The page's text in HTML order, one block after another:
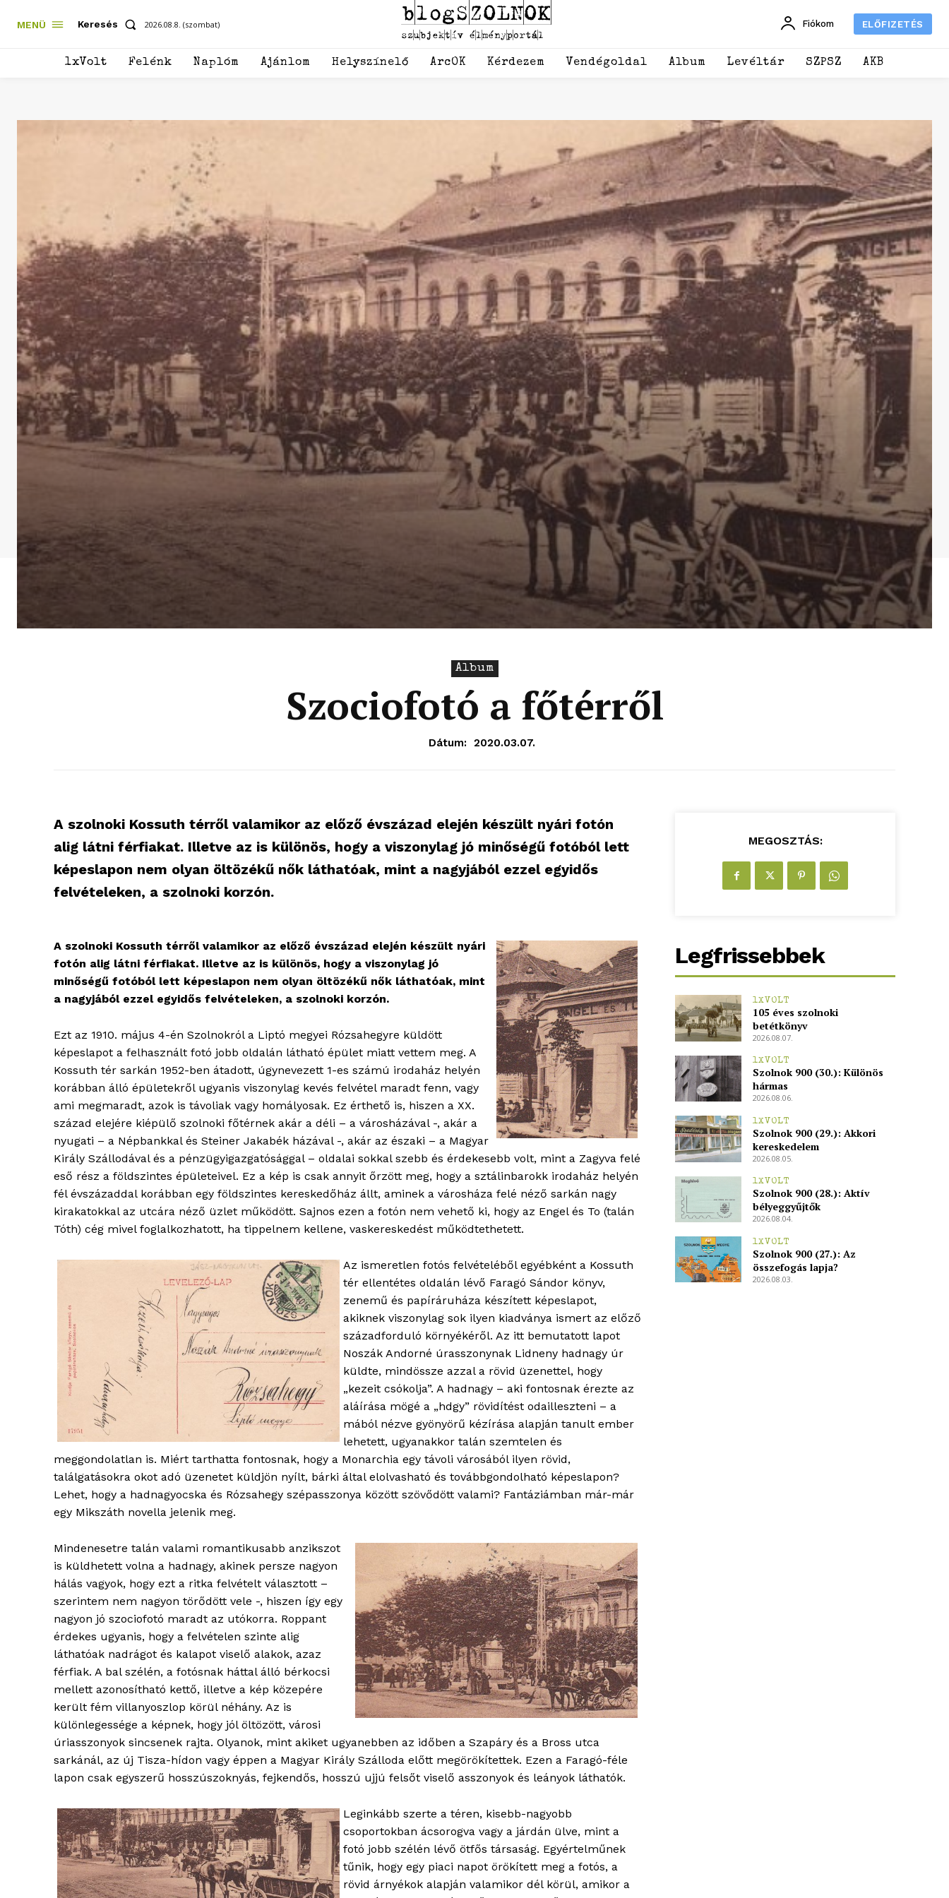
blogSZOLNOK
szubjektív
élményportál
ELŐFIZETÉS
bSZ fiók
Előfizetés
Kapcsolat
Adatkezelési tájékoztató
Hirdetés
MENÜ Keresés 2026.08.8. (szombat) Fiókom ELŐFIZETÉS
1xVolt Felénk Naplóm Ajánlom Helyszínelő ArcOK Kérdezem Vendégoldal Album Levéltár SZPSZ AKB
Album
Szociofotó a főtérről
Dátum: 2020.03.07.
A szolnoki Kossuth térről valamikor az előző évszázad elején készült nyári fotón
alig látni férfiakat. Illetve az is különös, hogy a viszonylag jó minőségű fotóból lett
képeslapon nem olyan öltözékű nők láthatóak, mint a nagyjából ezzel egyidős
felvételeken, a szolnoki korzón.
A szolnoki Kossuth térről valamikor az előző évszázad elején készült nyári
fotón alig látni férfiakat. Illetve az is különös, hogy a viszonylag jó
minőségű fotóból lett képeslapon nem olyan öltözékű nők láthatóak, mint
a nagyjából ezzel egyidős felvételeken, a szolnoki korzón.
Ezt az 1910. május 4-én Szolnokról a Liptó megyei Rózsahegyre küldött
képeslapot a felhasznált fotó jobb oldalán látható épület miatt vettem meg. A
Kossuth tér sarkán 1952-ben átadott, úgynevezett 1-es számú irodaház helyén
korábban álló épületekről ugyanis viszonylag kevés felvétel maradt fenn, vagy
ami megmaradt, azok is távoliak vagy homályosak. Ez érthető is, hiszen a XX.
század elejére kiépülő szolnoki főtérnek akár a déli – a városházával -, akár a
nyugati – a Népbankkal és Steiner Jakabék házával -, akár az északi – a Magyar
Király Szállodával és a pénzügyigazgatósággal – oldalai sokkal szebb és érdekesebb volt, mint a Zagyva felé
eső rész a földszintes épületeivel. Ez a kép is csak annyit őrzött meg, hogy a sztálinbarokk irodaház helyén
fél évszázaddal korábban egy földszintes kereskedőház állt, aminek a városháza felé néző sarkán nagy
kirakatokkal az utcára néző üzlet működött. Sajnos ezen a fotón nem vehető ki, hogy az Engel és To (talán
Tóth) cég mivel foglalkozhatott, ha tippelnem kellene, vaskereskedést működtethetett.
Az ismeretlen fotós felvételéből egyébként a Kossuth
tér ellentétes oldalán lévő Faragó Sándor könyv,
zenemű és papíráruháza készített képeslapot,
akiknek viszonylag sok ilyen kiadványa ismert az előző
századforduló környékéről. Az itt bemutatott lapot
Noszák Andorné úrasszonynak Lidneny hadnagy úr
küldte, mindössze azzal a rövid üzenettel, hogy
„kezeit csókolja”. A hadnagy – aki fontosnak érezte az
aláírása mögé a „hdgy” rövidítést odailleszteni – a
mából nézve gyönyörű kézírása alapján tanult ember
lehetett, ugyanakkor talán szemtelen és
meggondolatlan is. Miért tarthatta fontosnak, hogy a Monarchia egy távoli városából ilyen rövid,
találgatásokra okot adó üzenetet küldjön nyílt, bárki által elolvasható és továbbgondolható képeslapon?
Lehet, hogy a hadnagyocska és Rózsahegy szépasszonya között szövődött valami? Fantáziámban már-már
egy Mikszáth novella jelenik meg.
Mindenesetre talán valami romantikusabb anzikszot
is küldhetett volna a hadnagy, akinek persze nagyon
hálás vagyok, hogy ezt a ritka felvételt választott –
szerintem nem nagyon törődött vele -, hiszen így egy
nagyon jó szociofotó maradt az utókorra. Roppant
érdekes ugyanis, hogy a felvételen szinte alig
láthatóak nadrágot és kalapot viselő alakok, azaz
férfiak. A bal szélén, a fotósnak háttal álló bérkocsi
mellett azonosítható kettő, illetve a kép közepére
került fém villanyoszlop körül néhány. Az is
különlegessége a képnek, hogy jól öltözött, városi
úriasszonyok sincsenek rajta. Olyanok, mint akiket ugyanebben az időben a Szapáry és a Bross utca
sarkánál, az új Tisza-hídon vagy éppen a Magyar Király Szálloda előtt megörökítettek. Ezen a Faragó-féle
lapon csak egyszerű hosszúszoknyás, fejkendős, hosszú ujjú felsőt viselő asszonyok és leányok láthatók.
Leginkább szerte a téren, kisebb-nagyobb
csoportokban ácsorogva vagy a járdán ülve, mint a
fotó jobb szélén lévő ötfős társaság. Egyértelműnek
tűnik, hogy egy piaci napot örökített meg a fotós, a
rövid árnyékok alapján valamikor dél körül, amikor a
MEGOSZTÁS:
Legfrissebbek
1XVOLT
105 éves szolnoki
betétkönyv
2026.08.07.
1XVOLT
Szolnok 900 (30.): Különös
hármas
2026.08.06.
1XVOLT
Szolnok 900 (29.): Akkori
kereskedelem
2026.08.05.
1XVOLT
Szolnok 900 (28.): Aktív
bélyeggyűjtők
2026.08.04.
1XVOLT
Szolnok 900 (27.): Az
összefogás lapja?
2026.08.03.